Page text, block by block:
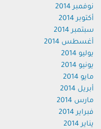
نوفمبر 2014
أكتوبر 2014
سبتمبر 2014
أغسطس 2014
يوليو 2014
يونيو 2014
مايو 2014
أبريل 2014
مارس 2014
فبراير 2014
يناير 2014